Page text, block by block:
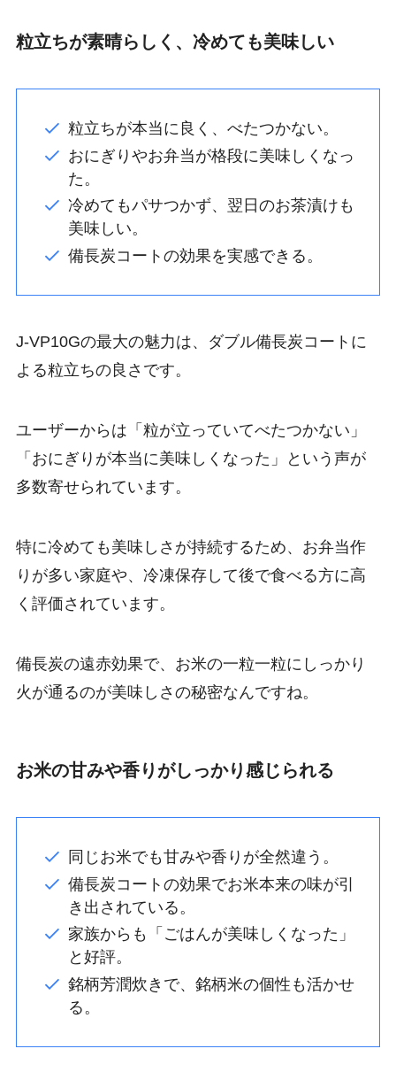
粒立ちが素晴らしく、冷めても美味しい
粒立ちが本当に良く、べたつかない。
おにぎりやお弁当が格段に美味しくなっ
た。
冷めてもパサつかず、翌日のお茶漬けも
美味しい。
備長炭コートの効果を実感できる。
J-VP10Gの最大の魅力は、ダブル備長炭コートに
よる粒立ちの良さです。
ユーザーからは「粒が立っていてべたつかない」
「おにぎりが本当に美味しくなった」という声が
多数寄せられています。
特に冷めても美味しさが持続するため、お弁当作
りが多い家庭や、冷凍保存して後で食べる方に高
く評価されています。
備長炭の遠赤効果で、お米の一粒一粒にしっかり
火が通るのが美味しさの秘密なんですね。
お米の甘みや香りがしっかり感じられる
同じお米でも甘みや香りが全然違う。
備長炭コートの効果でお米本来の味が引
き出されている。
家族からも「ごはんが美味しくなった」
と好評。
銘柄芳潤炊きで、銘柄米の個性も活かせ
る。